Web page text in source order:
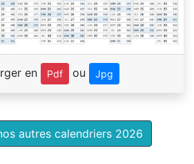
en Pdf ou Jpg
autres calendriers 2026